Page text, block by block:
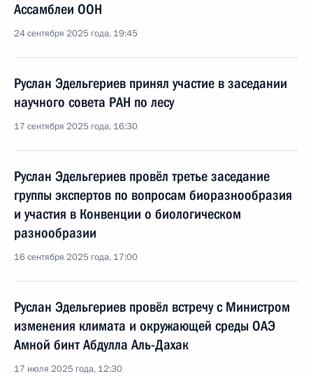
Ассамблеи ООН
24 сентября 2025 года, 19:45
Руслан Эдельгериев принял участие в заседании
научного совета РАН по лесу
17 сентября 2025 года, 16:30
Руслан Эдельгериев провёл третье заседание
группы экспертов по вопросам биоразнообразия
и участия в Конвенции о биологическом
разнообразии
16 сентября 2025 года, 17:00
Руслан Эдельгериев провёл встречу с Министром
изменения климата и окружающей среды ОАЭ
Амной бинт Абдулла Аль-Дахак
17 июля 2025 года, 12:30